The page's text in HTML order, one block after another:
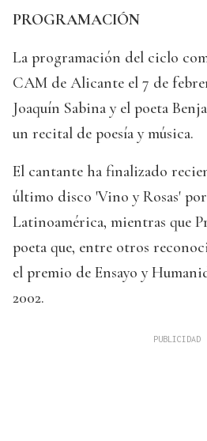
PROGRAMACIÓN
La programación del ciclo
CAM de Alicante el 7 de
Joaquín Sabina y el poeta
un recital de poesía y música.
El cantante ha finalizado
último disco 'Vino y Rosas' por
Latinoamérica, mientras que
poeta que, entre otros
el premio de Ensayo y
2002.